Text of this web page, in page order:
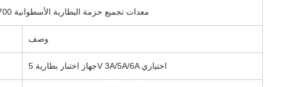
18650 21700 26650 32650 32700 معدات تجميع حزمة البطارية الأسطوانية
وصف
جهاز اختبار بطارية 5V 3A/5A/6A اختياري